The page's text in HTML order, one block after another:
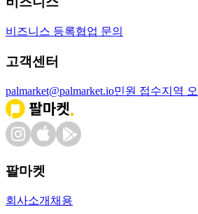
비즈니스 등록협업 문의
고객센터
palmarket@palmarket.io민원 접수지역
팔마켓
회사소개 채용